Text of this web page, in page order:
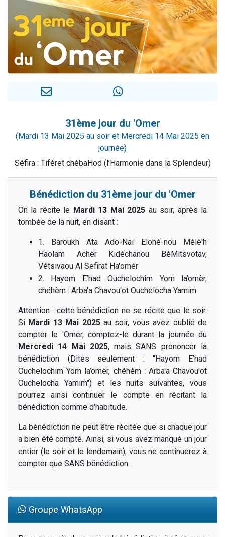
Ariel vient de donner son Maasser
Il reste 49 places pour étudier en groupe sur Zoom
Nathaniel vient de donner son Maasser
6 personnes viennent de faire un don pour 5 enfants déjà orphelins risquent de perdre leur maman
3 personnes viennent de nous rejoindre sur WhatsApp
31ème jour du 'Omer
(Mardi 13 Mai 2025 au soir et Mercredi 14 Mai 2025 en
journée)
Séfira : Tiféret chébaHod (l’Harmonie dans la Splendeur)
Bénédiction du 31ème jour du 'Omer
On la récite le Mardi 13 Mai 2025 au soir, après la
tombée de la nuit, en disant :
1. Baroukh Ata Ado-Naï Elohé-nou Mélè'h
Haolam Achèr Kidéchanou BéMitsvotav,
Vétsivaou Al Sefirat Ha'omèr
2. Hayom E’had Ouchelochim Yom la’omèr,
chéhèm : Arba'a Chavou'ot Ouchelocha Yamim
Attention : cette bénédiction ne se récite que le soir.
Si Mardi 13 Mai 2025au soir, vous avez oublié de
compter le 'Omer, comptez-le durant la journée du
Mercredi 14 Mai 2025, mais SANS prononcer la
bénédiction (Dites seulement : "Hayom E’had
Ouchelochim Yom la’omèr, chéhèm : Arba'a Chavou'ot
Ouchelocha Yamim") et les nuits suivantes, vous
pourrez ainsi continuer le compte en récitant la
bénédiction comme d'habitude.
La bénédiction ne peut être récitée que si chaque jour
a bien été compté. Ainsi, si vous avez manqué un jour
entier (le soir et le lendemain), vous ne continuerez à
compter que SANS bénédiction.
Groupe WhatsApp